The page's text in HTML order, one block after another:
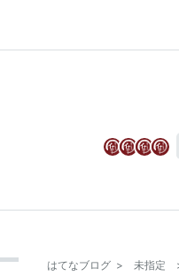
はてなブログ > 未指定